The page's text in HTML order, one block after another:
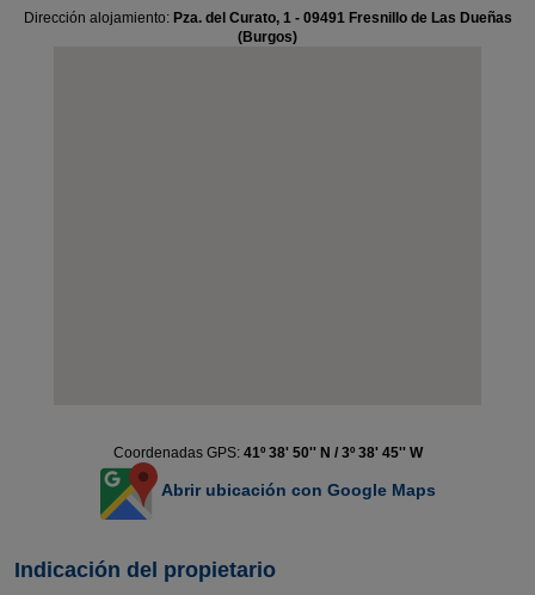
Dirección alojamiento: Pza. del Curato, 1 - 09491 Fresnillo de Las Dueñas
(Burgos)
Coordenadas GPS: 41º 38' 50'' N / 3º 38' 45'' W
Abrir ubicación con Google Maps
Indicación del propietario